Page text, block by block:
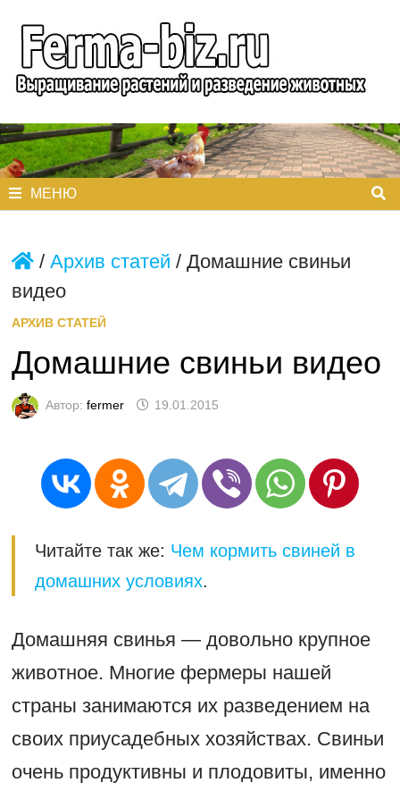
содержимому
МЕНЮ
/ Архив статей / Домашние свиньи
видео
АРХИВ СТАТЕЙ
Домашние свиньи видео
Автор: fermer 19.01.2015
Читайте так же: Чем кормить свиней в
домашних условиях.
Домашняя свинья — довольно крупное
животное. Многие фермеры нашей
страны занимаются их разведением на
своих приусадебных хозяйствах. Свиньи
очень продуктивны и плодовиты, именно